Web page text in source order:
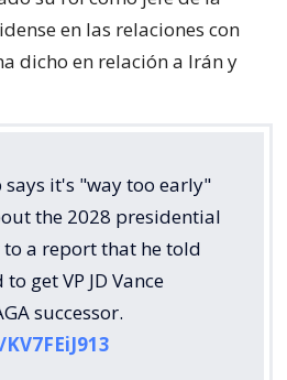
en las relaciones con
dicho en relación a Irán y
it's "way too early"
the 2028 presidential
a report that he told
get VP JD Vance
successor.